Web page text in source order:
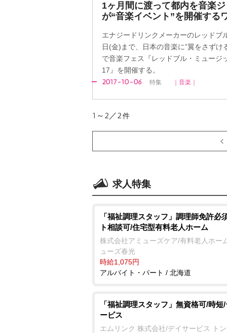
1ヶ月間に渡って都内を音楽
が“音楽イベント”を開催する
エナジードリンクメーカーのレッドブ
日(金)まで、日本の音楽に”翼をさずけ
で音楽フェス『レッドブル・ミュージ
17』を開催する。
2017-10-06 特集 ｜音楽｜
1～2／2件
求人特集
「福祉調理スタッフ」調理師免許必
ト相談可/住宅型有料老人ホーム
株式会社アミューズケア/有料老人ホー
ューズ春光
時給1,075円
アルバイト・パート / 北海道
「福祉調理スタッフ」無資格可/時短
ービス
エムリンク 株式会社/デイサービス ト